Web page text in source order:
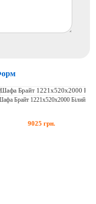
Брайт 1221х520х2000 Білий
9025 грн.